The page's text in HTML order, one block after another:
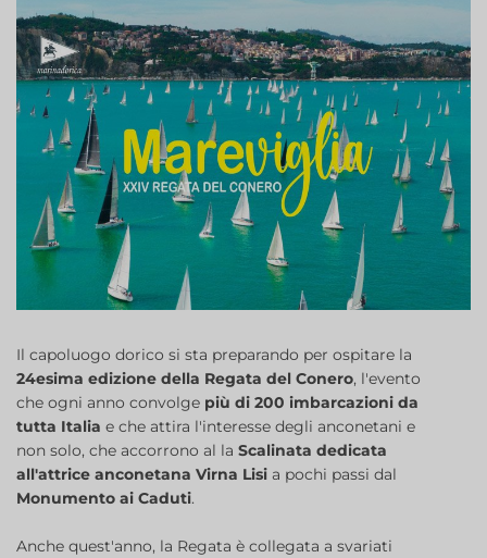
Il capoluogo dorico si sta preparando per ospitare la
24esima edizione della Regata del Conero, l'evento
che ogni anno convolge più di 200 imbarcazioni da
tutta Italia e che attira l'interesse degli anconetani e
non solo, che accorrono al la Scalinata dedicata
all'attrice anconetana Virna Lisi a pochi passi dal
Monumento ai Caduti.
Anche quest'anno, la Regata è collegata a svariati